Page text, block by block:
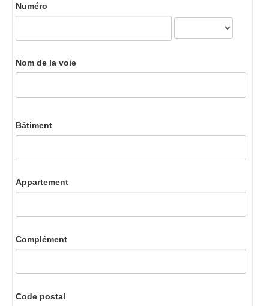
Numéro
Nom de la voie
Bâtiment
Appartement
Complément
Code postal